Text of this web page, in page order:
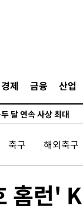
경제 금융 산업
시장에 백승주·윤난실
내린 6478.75
달 연속 사상 최대
도 관측 가능성도
협상 기대속 뉴욕증시
자와 소통하기가 매
행 항로 합의" 이란
대 안해…안정 전력
축구 해외축구
런'